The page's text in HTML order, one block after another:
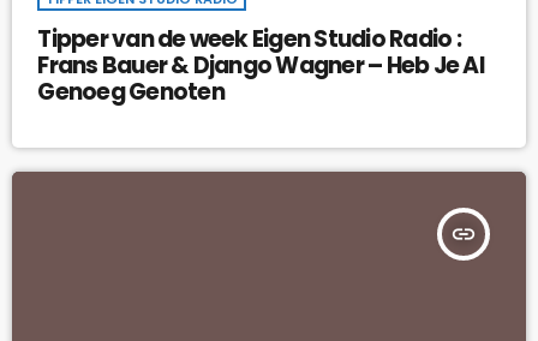
Tipper van de week Eigen Studio Radio :
Frans Bauer & Django Wagner – Heb Je Al
Genoeg Genoten
insert_link